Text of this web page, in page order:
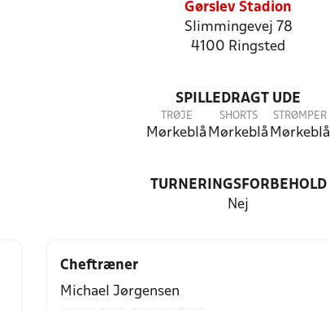
Gørslev Stadion
Slimmingevej 78
4100 Ringsted
SPILLEDRAGT UDE
TRØJE
Mørkeblå
SHORTS
Mørkeblå
STRØMPER
Mørkeblå
TURNERINGSFORBEHOLD
Nej
Cheftræner
Michael Jørgensen